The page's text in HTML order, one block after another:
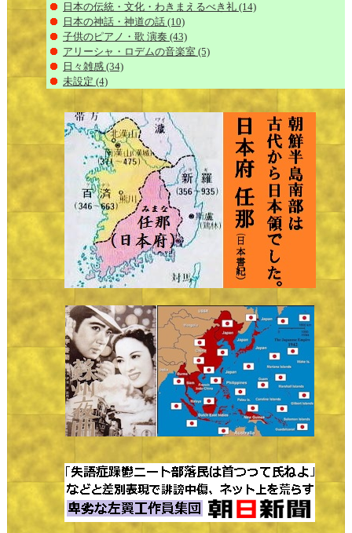
日本の伝統・文化・わきまえるべき礼 (14)
日本の神話・神道の話 (10)
子供のピアノ・歌 演奏 (43)
アリーシャ・ロデムの音楽室 (5)
日々雑感 (34)
未設定 (4)